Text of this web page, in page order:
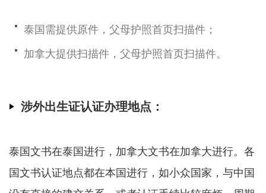
泰国需提供原件，父母护照首页扫描件；
加拿大提供扫描件，父母护照首页扫描件。
涉外出生证认证办理地点：
泰国文书在泰国进行，加拿大文书在加拿大进行。各
国文书认证地点都在本国进行，如小众国家，与中国